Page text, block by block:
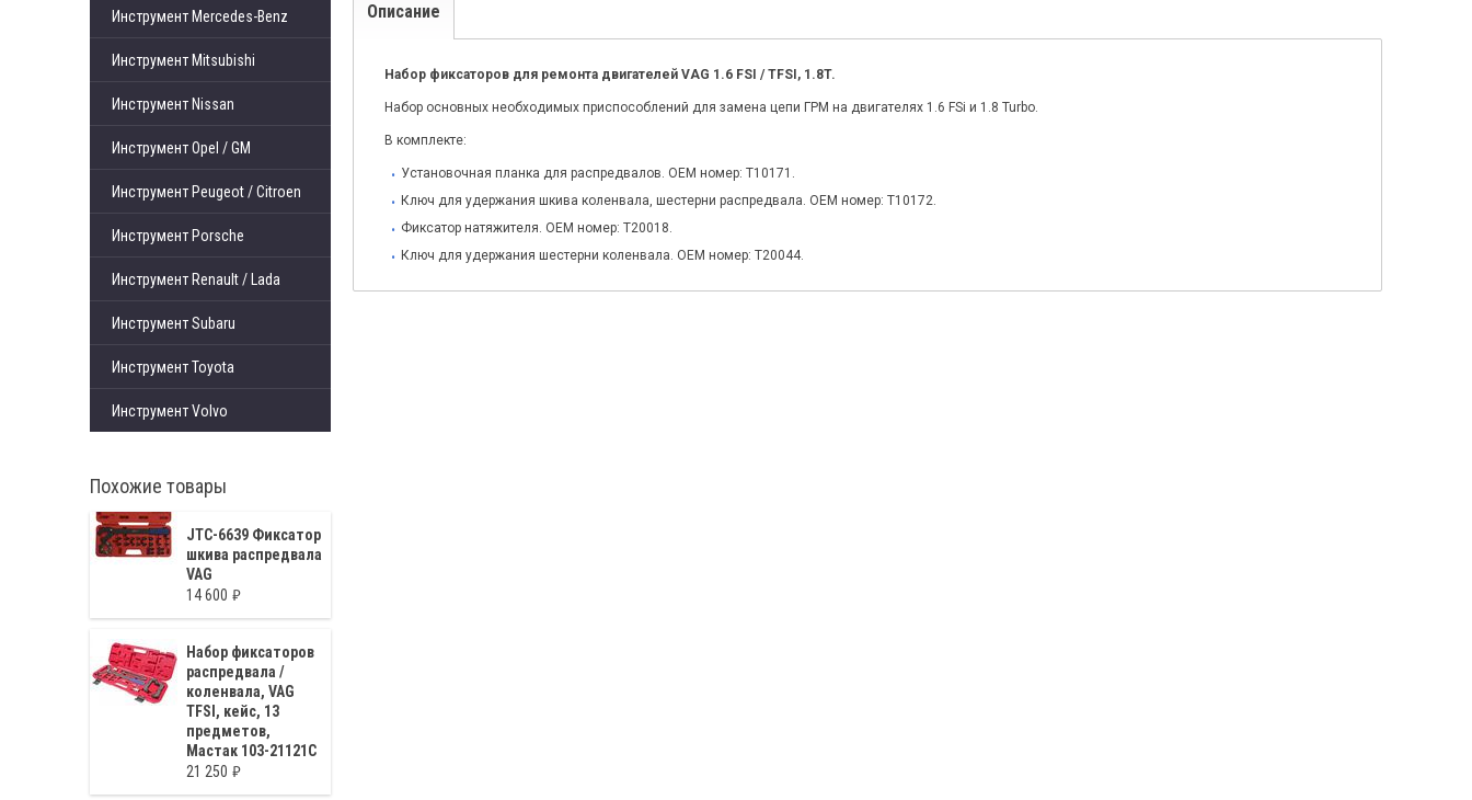
Инструмент Mercedes-Benz
Инструмент Mitsubishi
Инструмент Nissan
Инструмент Opel / GM
Инструмент Peugeot / Citroen
Инструмент Porsche
Инструмент Renault / Lada
Инструмент Subaru
Инструмент Toyota
Инструмент Volvo
Похожие товары
JTC-6639 Фиксатор
шкива распредвала
VAG
14 600
Набор фиксаторов
распредвала /
коленвала, VAG
TFSI, кейс, 13
предметов,
Мастак 103-21121C
21 250
Описание
Набор фиксаторов для ремонта двигателей VAG 1.6 FSI / TFSI, 1.8T.
Набор основных необходимых приспособлений для замена цепи ГРМ на двигателях 1.6 FSi и 1.8 Turbo.
В комплекте:
Установочная планка для распредвалов. OEM номер: T10171.
Ключ для удержания шкива коленвала, шестерни распредвала. OEM номер: T10172.
Фиксатор натяжителя. OEM номер: T20018.
Ключ для удержания шестерни коленвала. OEM номер: T20044.